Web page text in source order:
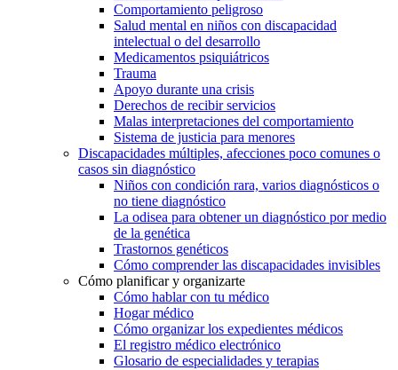
Comportamiento peligroso
Salud mental en niños con discapacidad
intelectual o del desarrollo
Medicamentos psiquiátricos
Trauma
Apoyo durante una crisis
Derechos de recibir servicios
Malas interpretaciones del comportamiento
Sistema de justicia para menores
Discapacidades múltiples, afecciones poco comunes o
casos sin diagnóstico
Niños con condición rara, varios diagnósticos o
no tiene diagnóstico
La odisea para obtener un diagnóstico por medio
de la genética
Trastornos genéticos
Cómo comprender las discapacidades invisibles
Cómo planificar y organizarte
Cómo hablar con tu médico
Hogar médico
Cómo organizar los expedientes médicos
El registro médico electrónico
Glosario de especialidades y terapias